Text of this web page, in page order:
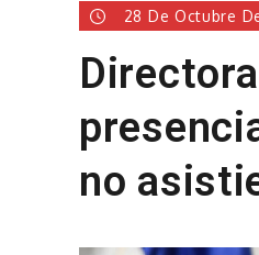
28 De Octubre
no